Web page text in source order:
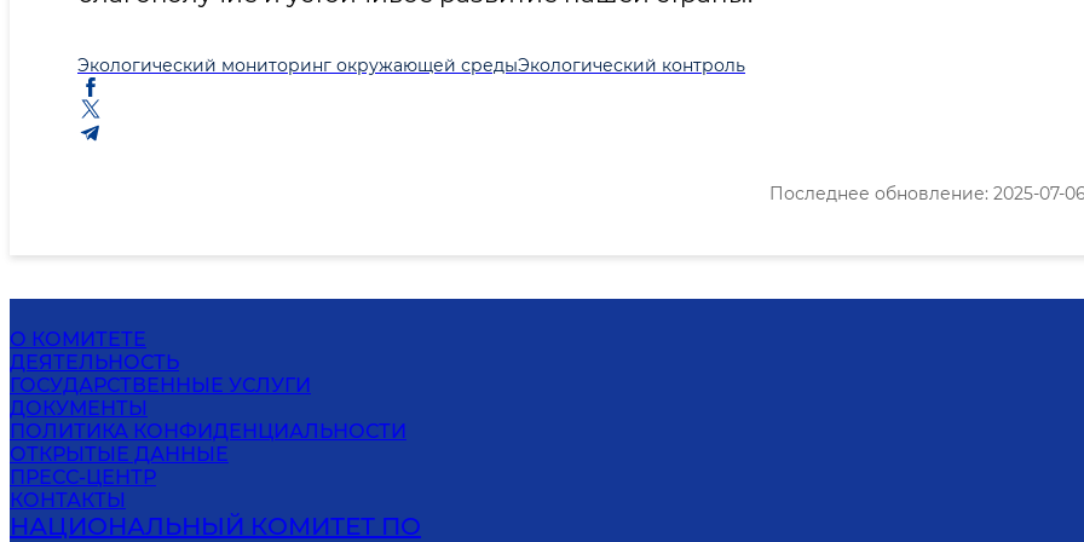
Экологический мониторинг окружающей средыЭкологический контроль
Последнее обновление: 2025-07-06
О КОМИТЕТЕ
ДЕЯТЕЛЬНОСТЬ
ГОСУДАРСТВЕННЫЕ УСЛУГИ
ДОКУМЕНТЫ
ПОЛИТИКА КОНФИДЕНЦИАЛЬНОСТИ
ОТКРЫТЫЕ ДАННЫЕ
ПРЕСС-ЦЕНТР
КОНТАКТЫ
НАЦИОНАЛЬНЫЙ КОМИТЕТ ПО